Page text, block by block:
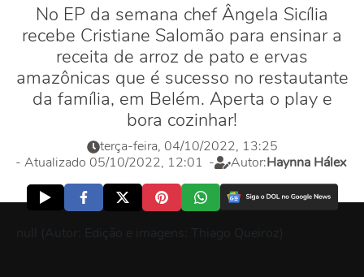
No EP da semana chef Ângela Sicília
recebe Cristiane Salomão para ensinar a
receita de arroz de pato e ervas
amazônicas que é sucesso no restautante
da família, em Belém. Aperta o play e
bora cozinhar!
terça-feira, 04/10/2022, 13:25
- Atualizado 05/10/2022, 12:01 - Autor:Haynna Hálex
null (Autor: Edição e imagens: Thiago Queiroz)